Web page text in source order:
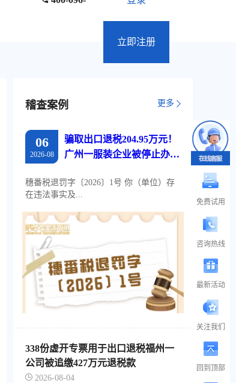
立即注册
稽查案例 更多
06
2026-08
骗取出口退税204.95万元！
广州一服装企业被停止办理
穗番税退罚字〔2026〕1号 你（单位）存
在违法事实及...
338份虚开专票用于出口退税福州一
公司被追缴427万元退税款
2026-08-04
免费试用
咨询热线
最新活动
关注我们
回到顶部